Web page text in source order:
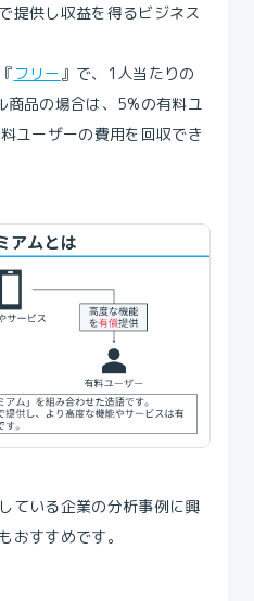
提供し収益を得るビジネス
フリー 』で、1人当たりの
品の場合は、5%の有料ユ
ユーザーの費用を回収でき
ている企業の分析事例に興
おすすめです。